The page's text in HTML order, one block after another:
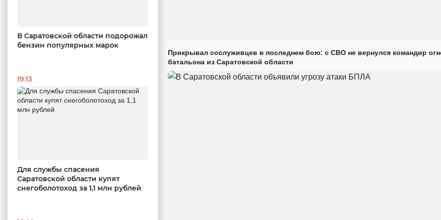
В Саратовской области подорожал
бензин популярных марок
19:13
Для службы спасения
Саратовской области купят
снегоболотоход за 1,1 млн рублей
Прикрывал сослуживцев в последнем бою: с СВО не вернулся командир
батальона из Саратовской области